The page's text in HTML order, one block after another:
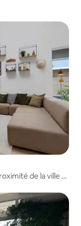
de la ville et